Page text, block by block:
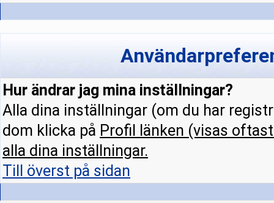
Hur ändrar jag mina inställningar?
Alla dina inställningar (om du har
dom klicka på Profil
länken (visas
alla dina inställningar.
Till överst på sidan